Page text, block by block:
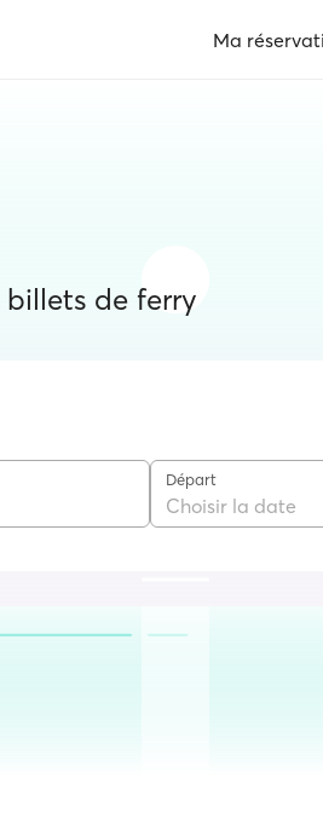
Ma
billets de ferry
Départ
Choisir la date